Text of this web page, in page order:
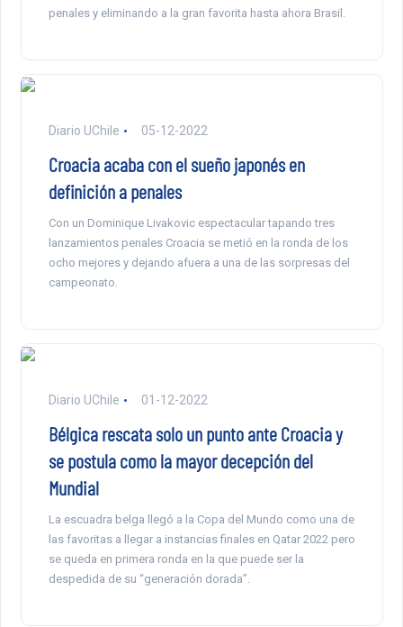
penales y eliminando a la gran favorita hasta ahora Brasil.
Diario UChile 05-12-2022
Croacia acaba con el sueño japonés en
definición a penales
Con un Dominique Livakovic espectacular tapando tres
lanzamientos penales Croacia se metió en la ronda de los
ocho mejores y dejando afuera a una de las sorpresas del
campeonato.
Diario UChile 01-12-2022
Bélgica rescata solo un punto ante Croacia y
se postula como la mayor decepción del
Mundial
La escuadra belga llegó a la Copa del Mundo como una de
las favoritas a llegar a instancias finales en Qatar 2022 pero
se queda en primera ronda en la que puede ser la
despedida de su “generación dorada”.